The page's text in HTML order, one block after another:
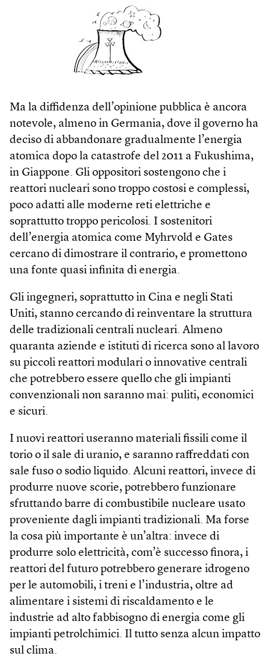
Ma la diffidenza dell’opinione pubblica è ancora
notevole, almeno in Germania, dove il governo ha
deciso di abbandonare gradualmente l’energia
atomica dopo la catastrofe del 2011 a Fukushima,
in Giappone. Gli oppositori sostengono che i
reattori nucleari sono troppo costosi e complessi,
poco adatti alle moderne reti elettriche e
soprattutto troppo pericolosi. I sostenitori
dell’energia atomica come Myhrvold e Gates
cercano di dimostrare il contrario, e promettono
una fonte quasi infinita di energia.
Gli ingegneri, soprattutto in Cina e negli Stati
Uniti, stanno cercando di reinventare la struttura
delle tradizionali centrali nucleari. Almeno
quaranta aziende e istituti di ricerca sono al lavoro
su piccoli reattori modulari o innovative centrali
che potrebbero essere quello che gli impianti
convenzionali non saranno mai: puliti, economici
e sicuri.
I nuovi reattori useranno materiali fissili come il
torio o il sale di uranio, e saranno raffreddati con
sale fuso o sodio liquido. Alcuni reattori, invece di
produrre nuove scorie, potrebbero funzionare
sfruttando barre di combustibile nucleare usato
proveniente dagli impianti tradizionali. Ma forse
la cosa più importante è un’altra: invece di
produrre solo elettricità, com’è successo finora, i
reattori del futuro potrebbero generare idrogeno
per le automobili, i treni e l’industria, oltre ad
alimentare i sistemi di riscaldamento e le
industrie ad alto fabbisogno di energia come gli
impianti petrolchimici. Il tutto senza alcun impatto
sul clima.